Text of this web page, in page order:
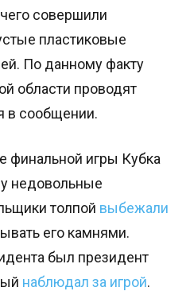
совершили
пластиковые
По данному факту
области проводят
в сообщении.
финальной игры Кубка
недовольные
толпой выбежали
его камнями.
был президент
наблюдал за игрой.